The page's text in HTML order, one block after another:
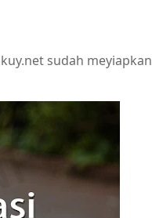
sudah meyiapkan